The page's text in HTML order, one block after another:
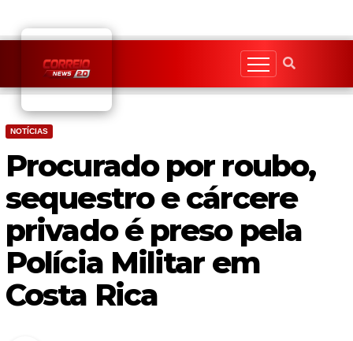
content
NOTÍCIAS
Procurado por roubo,
sequestro e cárcere
privado é preso pela
Polícia Militar em
Costa Rica